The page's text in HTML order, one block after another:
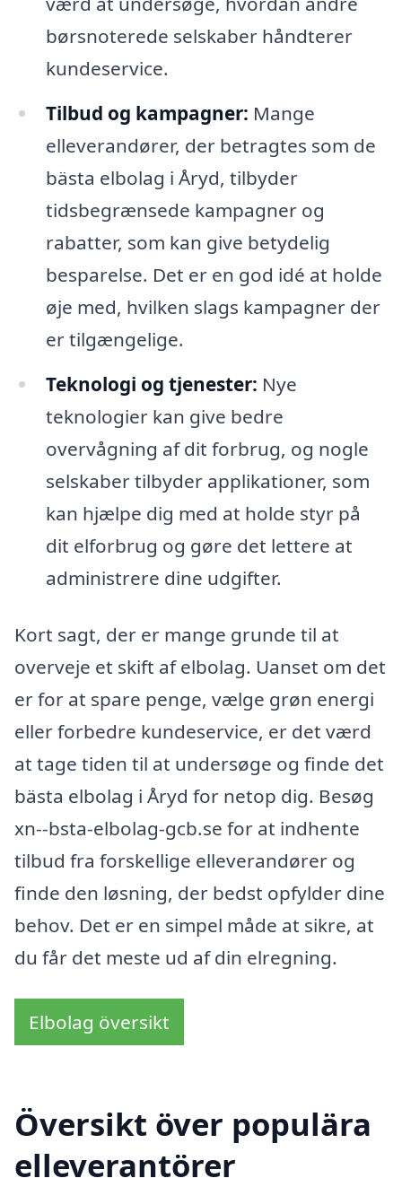
børsnoterede selskaber håndterer
kundeservice.
Tilbud og kampagner: Mange
elleverandører, der betragtes som de
bästa elbolag i Åryd, tilbyder
tidsbegrænsede kampagner og
rabatter, som kan give betydelig
besparelse. Det er en god idé at holde
øje med, hvilken slags kampagner der
er tilgængelige.
Teknologi og tjenester: Nye
teknologier kan give bedre
overvågning af dit forbrug, og nogle
selskaber tilbyder applikationer, som
kan hjælpe dig med at holde styr på
dit elforbrug og gøre det lettere at
administrere dine udgifter.
Kort sagt, der er mange grunde til at
overveje et skift af elbolag. Uanset om det
er for at spare penge, vælge grøn energi
eller forbedre kundeservice, er det værd
at tage tiden til at undersøge og finde det
bästa elbolag i Åryd for netop dig. Besøg
xn--bsta-elbolag-gcb.se for at indhente
tilbud fra forskellige elleverandører og
finde den løsning, der bedst opfylder dine
behov. Det er en simpel måde at sikre, at
du får det meste ud af din elregning.
Elbolag översikt
Översikt över populära
elleverantörer